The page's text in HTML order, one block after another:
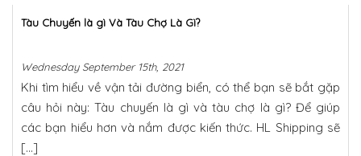
Tàu Chuyến là gì Và Tàu Chợ Là Gì?
Wednesday September 15th, 2021
Khi tìm hiểu về vận tải đường biển, có thể bạn sẽ bắt gặp
câu hỏi này: Tàu chuyến là gì và tàu chợ là gì? Để giúp
các bạn hiểu hơn và nắm được kiến thức. HL Shipping sẽ
[…]